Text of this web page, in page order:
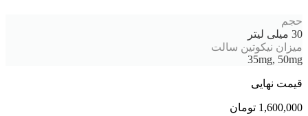
نیکوتین سالت
35mg,
نهایی
تومان